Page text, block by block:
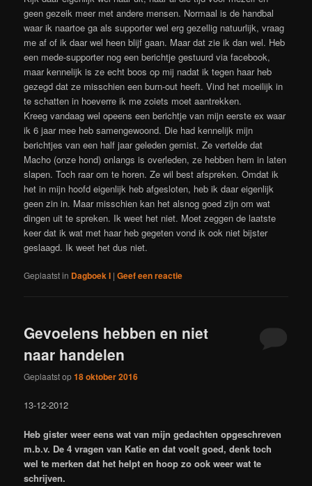
geen gezeik meer met andere mensen. Normaal is de handbal
waar ik naartoe ga als supporter wel erg gezellig natuurlijk, vraag
me af of ik daar wel heen blijf gaan. Maar dat zie ik dan wel. Heb
een mede-supporter nog een berichtje gestuurd via facebook,
maar kennelijk is ze echt boos op mij nadat ik tegen haar heb
gezegd dat ze misschien een burn-out heeft. Vind het moeilijk in
te schatten in hoeverre ik me zoiets moet aantrekken.
Kreeg vandaag wel opeens een berichtje van mijn eerste ex waar
ik 6 jaar mee heb samengewoond. Die had kennelijk mijn
berichtjes van een half jaar geleden gemist. Ze vertelde dat
Macho (onze hond) onlangs is overleden, ze hebben hem in laten
slapen. Toch raar om te horen. Ze wil best afspreken. Omdat ik
het in mijn hoofd eigenlijk heb afgesloten, heb ik daar eigenlijk
geen zin in. Maar misschien kan het alsnog goed zijn om wat
dingen uit te spreken. Ik weet het niet. Moet zeggen de laatste
keer dat ik wat met haar heb gegeten vond ik ook niet bijster
geslaagd. Ik weet het dus niet.
Geplaatst in Dagboek I |Geef een reactie
Gevoelens hebben en niet
naar handelen
Geplaatst op18 oktober 2016
13-12-2012
Heb gister weer eens wat van mijn gedachten opgeschreven
m.b.v. De 4 vragen van Katie en dat voelt goed, denk toch
wel te merken dat het helpt en hoop zo ook weer wat te
schrijven.